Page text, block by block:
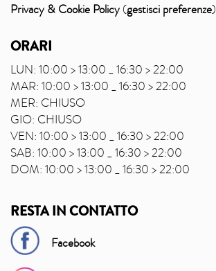
Privacy & Cookie Policy (gestisci preferenze)
ORARI
LUN: 10:00 > 13:00 _ 16:30 > 22:00
MAR: 10:00 > 13:00 _ 16:30 > 22:00
MER: CHIUSO
GIO: CHIUSO
VEN: 10:00 > 13:00 _ 16:30 > 22:00
SAB: 10:00 > 13:00 _ 16:30 > 22:00
DOM: 10:00 > 13:00 _ 16:30 > 22:00
RESTA IN CONTATTO
Facebook